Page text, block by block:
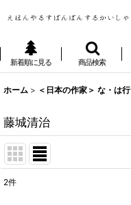
新着順に見る 商品検索
ホーム > ＜日本の作家＞ な・は行
藤城清治
2件